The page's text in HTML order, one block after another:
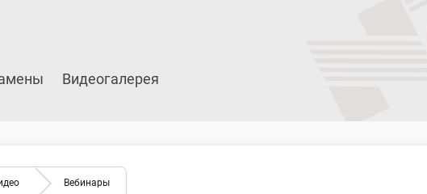
Видеогалерея
Вебинары